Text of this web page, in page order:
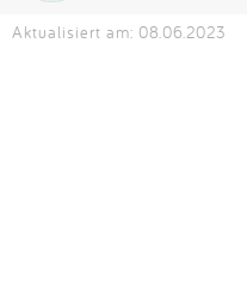
Aktualisiert am: 08.06.2023